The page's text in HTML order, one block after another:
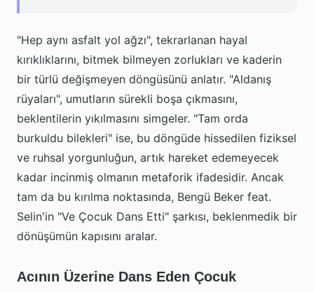
"Hep aynı asfalt yol ağzı", tekrarlanan hayal
kırıklıklarını, bitmek bilmeyen zorlukları ve kaderin
bir türlü değişmeyen döngüsünü anlatır. "Aldanış
rüyaları", umutların sürekli boşa çıkmasını,
beklentilerin yıkılmasını simgeler. "Tam orda
burkuldu bilekleri" ise, bu döngüde hissedilen fiziksel
ve ruhsal yorgunluğun, artık hareket edemeyecek
kadar incinmiş olmanın metaforik ifadesidir. Ancak
tam da bu kırılma noktasında, Bengü Beker feat.
Selin'in "Ve Çocuk Dans Etti" şarkısı, beklenmedik bir
dönüşümün kapısını aralar.
Acının Üzerine Dans Eden Çocuk